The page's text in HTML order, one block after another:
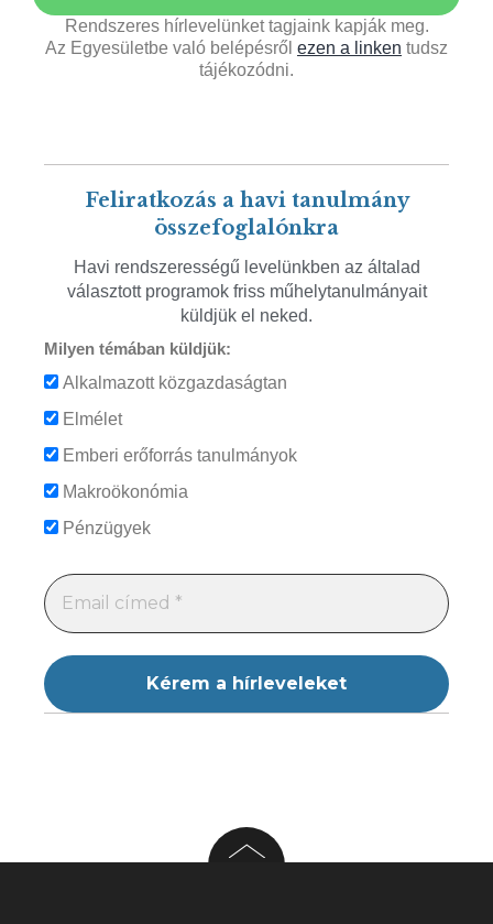
Rendszeres hírlevelünket tagjaink kapják meg.
Az Egyesületbe való belépésről ezen a linken tudsz
tájékozódni.
Feliratkozás a havi tanulmány
összefoglalónkra
Havi rendszerességű levelünkben az általad
választott programok friss műhelytanulmányait
küldjük el neked.
Milyen témában küldjük:
Alkalmazott közgazdaságtan
Elmélet
Emberi erőforrás tanulmányok
Makroökonómia
Pénzügyek